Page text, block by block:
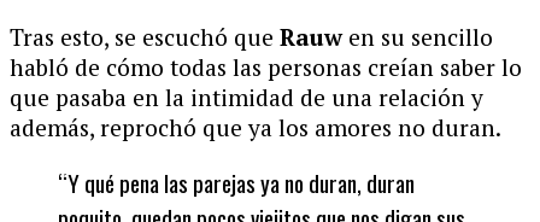
Tras esto, se escuchó que Rauwen su sencillo
habló de cómo todas las personas creían saber lo
que pasaba en la intimidad de una relación y
además, reprochó que ya los amores no duran.
“Y qué pena las parejas ya no duran, duran